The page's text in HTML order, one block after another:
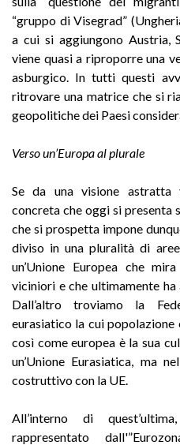
“gruppo di Visegrad”
a cui si aggiungono Austria,
viene quasi a riproporre una
asburgico. In tutti questi
ritrovare una matrice che si
geopolitiche dei Paesi
Verso un’Europa al plurale
Se da una visione astratta
concreta che oggi si presenta
che si prospetta impone
diviso in una pluralità di
un’Unione Europea che
viciniori e che ultimamente ha
Dall’altro troviamo la
eurasiatico la cui popolazione
così come europea è la sua
un’Unione Eurasiatica, ma
costruttivo con la UE.
All’interno di
rappresentato